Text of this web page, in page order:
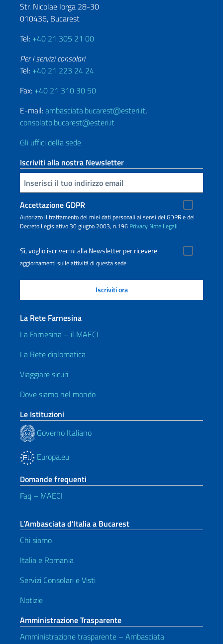
Str. Nicolae Iorga 28-30
010436, Bucarest
Tel: +40 21 305 21 00
Per i servizi consolari
Tel: +40 21 223 24 24
Fax: +40 21 310 30 50
E-mail:ambasciata.bucarest@esteri.it,
consolato.bucarest@esteri.it
Gli uffici della sede
Iscriviti alla nostra Newsletter
Inserisci la tua email
Accettazione GDPR
Autorizzo il trattamento dei miei dati personali ai sensi del GDPR e del
Decreto Legislativo 30 giugno 2003, n.196 Privacy Note Legali
Sì, voglio iscrivermi alla Newsletter per ricevere
aggiornamenti sulle attività di questa sede
La Rete Farnesina
La Farnesina – il MAECI
La Rete diplomatica
Viaggiare sicuri
Dove siamo nel mondo
Le Istituzioni
Governo Italiano
Europa.eu
Domande frequenti
Faq – MAECI
L’Ambasciata d’Italia a Bucarest
Chi siamo
Italia e Romania
Servizi Consolari e Visti
Notizie
Amministrazione Trasparente
Amministrazione trasparente – Ambasciata